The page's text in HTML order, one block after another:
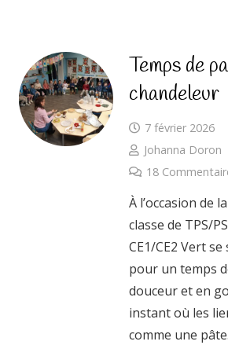
Temps de
chandeleur
7 février 2026
Johanna Doron
18
À l’occasion de
classe de TPS/
CE1/CE2 Vert
pour un temps
douceur et en
instant où les
comme une